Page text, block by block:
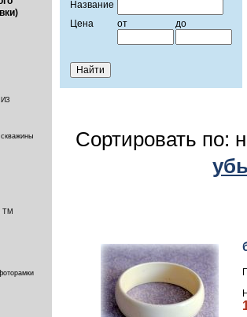
ТМ
Название
Цена
от до
Сортировать по: